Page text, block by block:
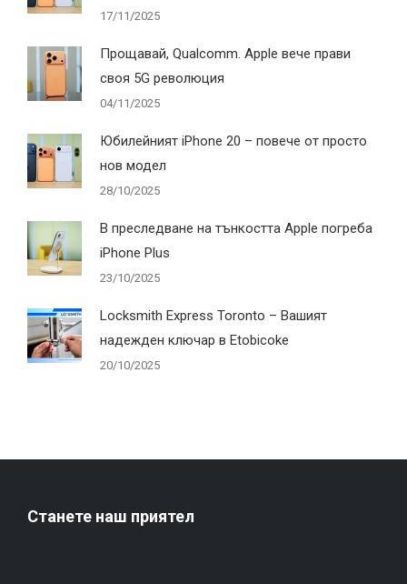
17/11/2025
Прощавай, Qualcomm. Apple вече прави
своя 5G революция
04/11/2025
Юбилейният iPhone 20 – повече от просто
нов модел
28/10/2025
В преследване на тънкостта Apple погреба
iPhone Plus
23/10/2025
Locksmith Express Toronto – Вашият
надежден ключар в Etobicoke
20/10/2025
Станете наш приятел